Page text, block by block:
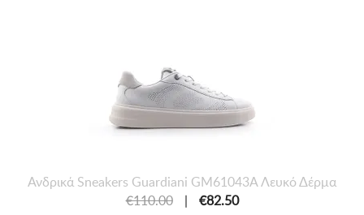
Ανδρικά Sneakers Guardiani GM61043Α Λευκό Δέρμα
€110.00
| €82.50